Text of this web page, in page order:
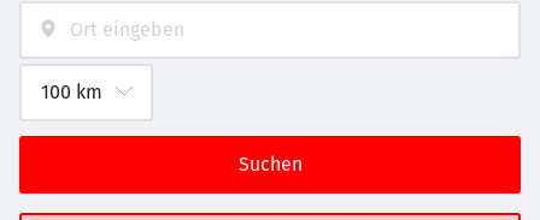
Suchen